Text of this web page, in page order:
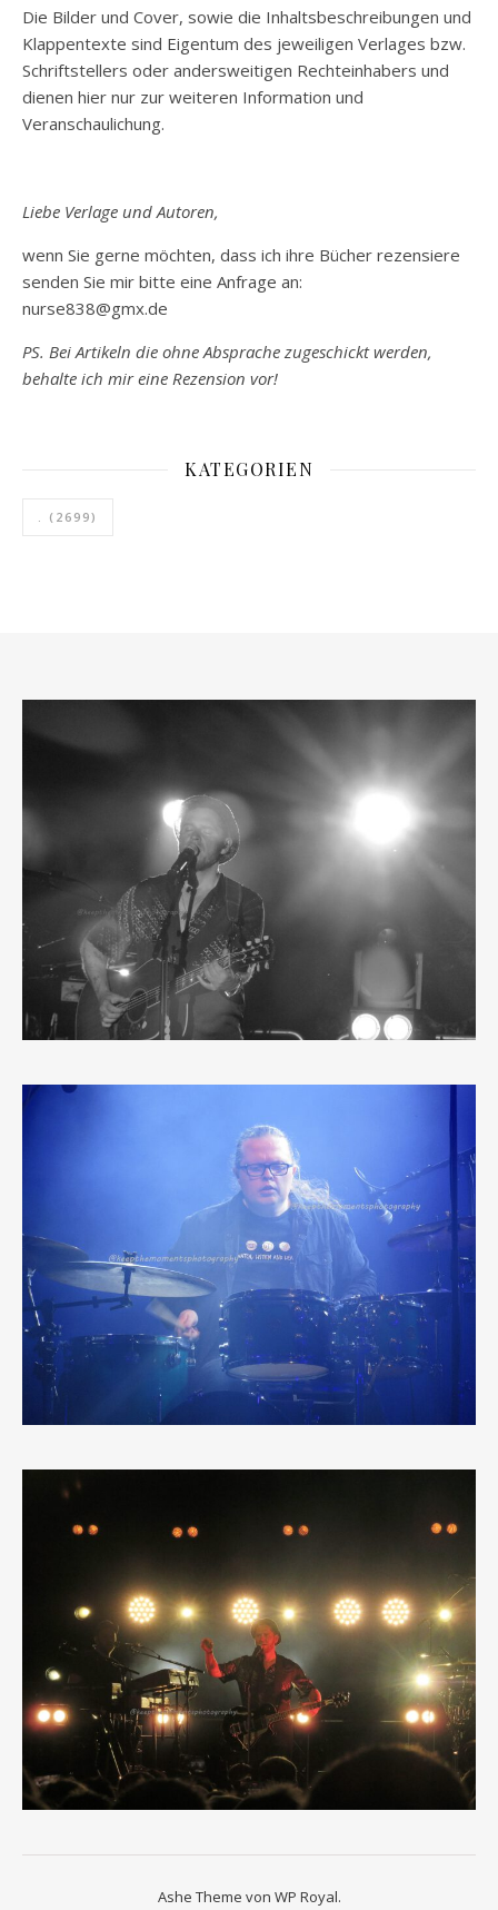
Die Bilder und Cover, sowie die Inhaltsbeschreibungen und
Klappentexte sind Eigentum des jeweiligen Verlages bzw.
Schriftstellers oder andersweitigen Rechteinhabers und
dienen hier nur zur weiteren Information und
Veranschaulichung.
Liebe Verlage und Autoren,
wenn Sie gerne möchten, dass ich ihre Bücher rezensiere
senden Sie mir bitte eine Anfrage an:
nurse838@gmx.de
PS. Bei Artikeln die ohne Absprache zugeschickt werden,
behalte ich mir eine Rezension vor!
KATEGORIEN
. (2699)
Ashe Theme von WP Royal.